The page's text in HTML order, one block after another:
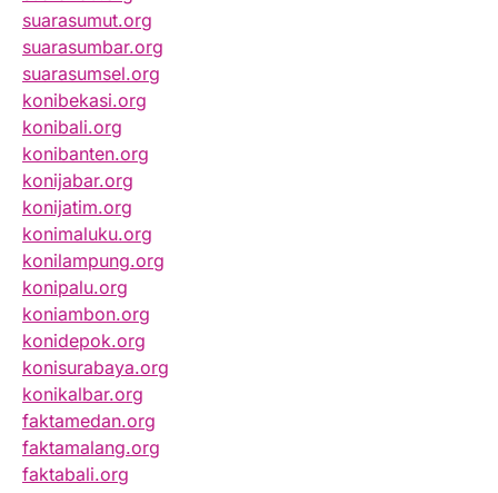
suarasumut.org
suarasumbar.org
suarasumsel.org
konibekasi.org
konibali.org
konibanten.org
konijabar.org
konijatim.org
konimaluku.org
konilampung.org
konipalu.org
koniambon.org
konidepok.org
konisurabaya.org
konikalbar.org
faktamedan.org
faktamalang.org
faktabali.org